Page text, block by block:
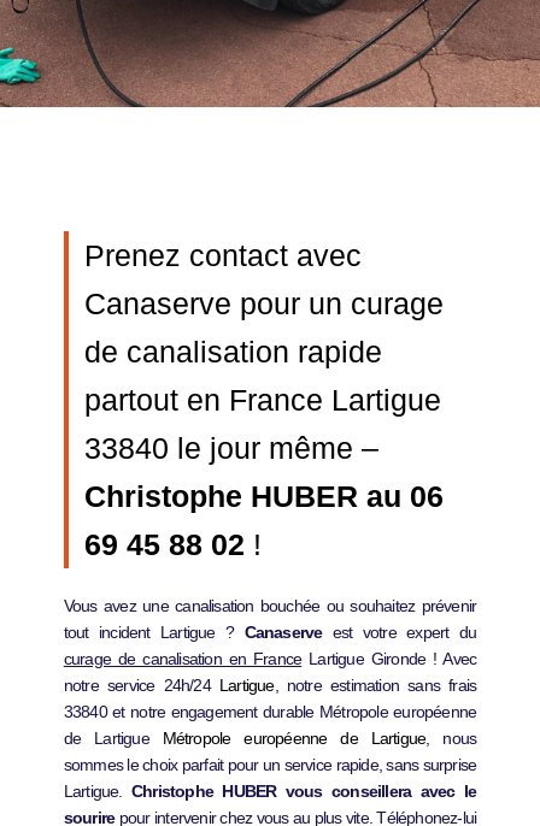
Prenez contact avec
Canaserve pour un curage
de canalisation rapide
partout en France Lartigue
33840 le jour même –
Christophe HUBER au 06
69 45 88 02 !
Vous avez une canalisation bouchée ou souhaitez prévenir
tout incident Lartigue ? Canaserveest votre expert du
curage de canalisation en FranceLartigue Gironde ! Avec
notre service 24h/24 Lartigue, notre estimation sans frais
33840 et notre engagement durable Métropole européenne
de Lartigue Métropole européenne de Lartigue, nous
sommes le choix parfait pour un service rapide, sans surprise
Lartigue. Christophe HUBER vous conseillera avec le
sourirepour intervenir chez vous au plus vite. Téléphonez-lui